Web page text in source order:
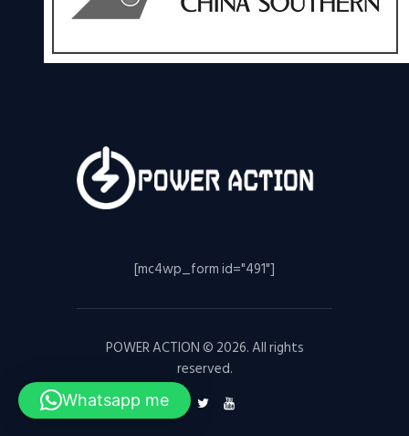
[mc4wp_form id="491"]
POWER ACTION © 2026. All rights
reserved.
Whatsapp me